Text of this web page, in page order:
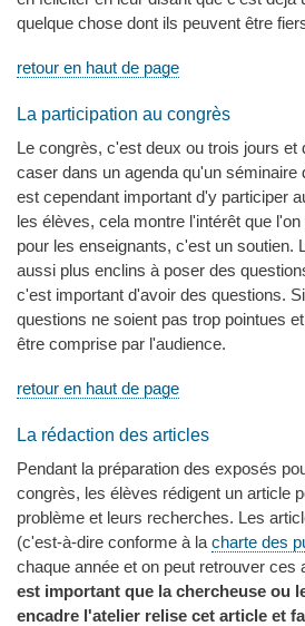
quelque chose dont ils peuvent être
retour en haut de page
La participation au congrès
Le congrès, c'est deux ou trois jours et
caser dans un agenda qu'un séminaire
est cependant important d'y participer
les élèves, cela montre l'intérêt que
pour les enseignants, c'est un soutien.
aussi plus enclins à poser des
c'est important d'avoir des questions.
questions ne soient pas trop pointues
être comprise par l'audience.
retour en haut de page
La rédaction des articles
Pendant la préparation des exposés
congrès, les élèves rédigent un article
problème et leurs recherches. Les
(c'est-à-dire conforme à la charte des
chaque année et on peut retrouver ces
est important que la chercheuse ou
encadre l'atelier relise cet article et